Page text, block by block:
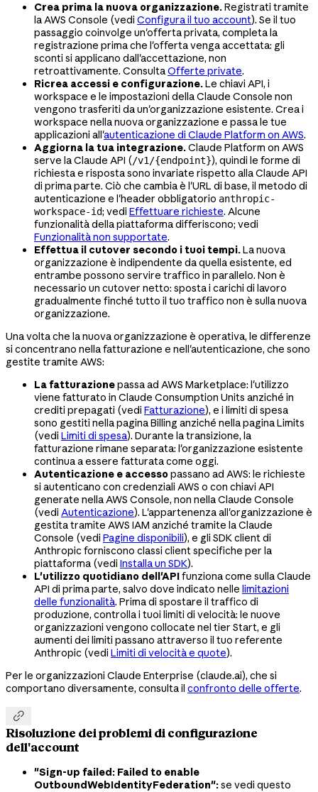
Crea prima la nuova organizzazione.Registrati tramite
la AWS Console (vedi Configura il tuo account). Se il tuo
passaggio coinvolge un'offerta privata, completa la
registrazione prima che l'offerta venga accettata: gli
sconti si applicano dall'accettazione, non
retroattivamente. ConsultaOfferte private.
Ricrea accessi e configurazione.Le chiavi API, i
workspace e le impostazioni della Claude Console non
vengono trasferiti da un'organizzazione esistente. Crea i
workspace nella nuova organizzazione e passa le tue
applicazioni all'autenticazione di Claude Platform on AWS.
Aggiorna la tua integrazione.Claude Platform on AWS
serve la Claude API (/v1/{endpoint}), quindi le forme di
richiesta e risposta sono invariate rispetto alla Claude API
di prima parte. Ciò che cambia è l'URL di base, il metodo di
autenticazione e l'header obbligatorio anthropic-
workspace-id; vedi Effettuare richieste. Alcune
funzionalità della piattaforma differiscono; vedi
Funzionalità non supportate.
Effettua il cutover secondo i tuoi tempi.La nuova
organizzazione è indipendente da quella esistente, ed
entrambe possono servire traffico in parallelo. Non è
necessario un cutover netto: sposta i carichi di lavoro
gradualmente finché tutto il tuo traffico non è sulla nuova
organizzazione.
Una volta che la nuova organizzazione è operativa, le differenze
si concentrano nella fatturazione e nell'autenticazione, che sono
gestite tramite AWS:
La fatturazionepassa ad AWS Marketplace: l'utilizzo
viene fatturato in Claude Consumption Units anziché in
crediti prepagati (vedi Fatturazione), e i limiti di spesa
sono gestiti nella pagina Billing anziché nella pagina Limits
(vedi Limiti di spesa). Durante la transizione, la
fatturazione rimane separata: l'organizzazione esistente
continua a essere fatturata come oggi.
Autenticazione e accessopassano ad AWS: le richieste
si autenticano con credenziali AWS o con chiavi API
generate nella AWS Console, non nella Claude Console
(vedi Autenticazione). L'appartenenza all'organizzazione è
gestita tramite AWS IAM anziché tramite la Claude
Console (vedi Pagine disponibili), e gli SDK client di
Anthropic forniscono classi client specifiche per la
piattaforma (vedi Installa un SDK).
L'utilizzo quotidiano dell'APIfunziona come sulla Claude
API di prima parte, salvo dove indicato nelle limitazioni
delle funzionalità. Prima di spostare il traffico di
produzione, controlla i tuoi limiti di velocità: le nuove
organizzazioni vengono collocate nel tier Start, e gli
aumenti dei limiti passano attraverso il tuo referente
Anthropic (vedi Limiti di velocità e quote).
Per le organizzazioni Claude Enterprise (claude.ai), che si
comportano diversamente, consulta il confronto delle offerte.

Risoluzione dei problemi di configurazione
dell'account
"Sign-up failed: Failed to enable
OutboundWebIdentityFederation":se vedi questo